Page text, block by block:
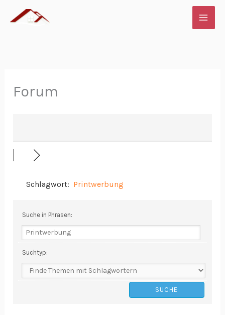
Inhalt
Forum
Schlagwort: Printwerbung
Suche in Phrasen:
Suchtyp: